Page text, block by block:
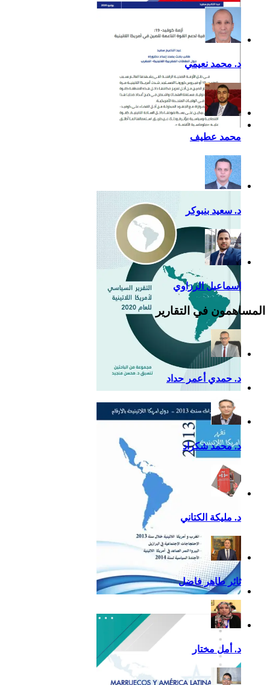
إضافية لدعم القوة الناعمة
للصين في أمريكا اللاتينية
التقرير السياسي لأمريكا
اللاتينية للعام 2020
تقرير أمريكا اللاتينية لسنة
2013
د. محمد نعيمي
محمد عطيف
د. سعيد بنبوكر
اسماعيل الرزاوي
المساهمون في التقارير
د. حمدي أعمر حداد
د. محمد شكراد
د. مليكة الكتاني
ثائر طاهر فاضل
د. أمل مختار